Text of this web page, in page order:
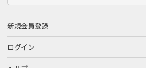
新規会員登録
ログイン